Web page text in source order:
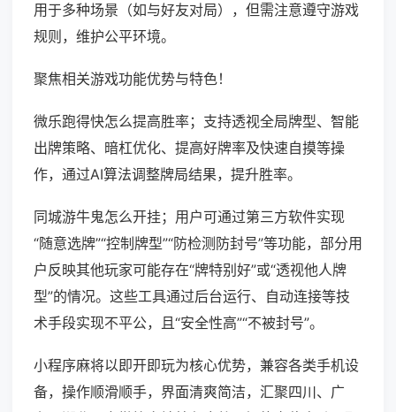
用于多种场景（如与好友对局），但需注意遵守游戏
规则，维护公平环境。
聚焦相关游戏功能优势与特色！
微乐跑得快怎么提高胜率；支持透视全局牌型、智能
出牌策略、暗杠优化、提高好牌率及快速自摸等操
作，通过AI算法调整牌局结果，提升胜率。
同城游牛鬼怎么开挂；用户可通过第三方软件实现
“随意选牌”“控制牌型”“防检测防封号”等功能，部分用
户反映其他玩家可能存在“牌特别好”或“透视他人牌
型”的情况。这些工具通过后台运行、自动连接等技
术手段实现不平公，且“安全性高”“不被封号”。
小程序麻将以即开即玩为核心优势，兼容各类手机设
备，操作顺滑顺手，界面清爽简洁，汇聚四川、广